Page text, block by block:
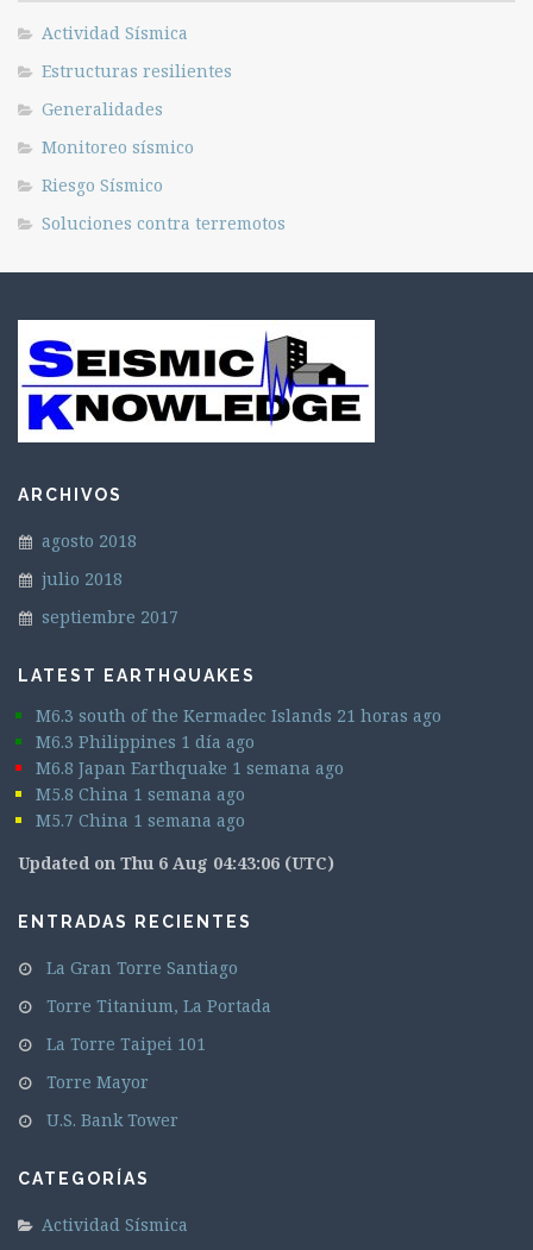
Actividad Sísmica
Estructuras resilientes
Generalidades
Monitoreo sísmico
Riesgo Sísmico
Soluciones contra terremotos
ARCHIVOS
agosto 2018
julio 2018
septiembre 2017
LATEST EARTHQUAKES
M6.3 south of the Kermadec Islands 21 horas ago
M6.3 Philippines 1 día ago
M6.8 Japan Earthquake 1 semana ago
M5.8 China 1 semana ago
M5.7 China 1 semana ago
Updated on Thu 6 Aug 04:43:06 (UTC)
ENTRADAS RECIENTES
La Gran Torre Santiago
Torre Titanium, La Portada
La Torre Taipei 101
Torre Mayor
U.S. Bank Tower
CATEGORÍAS
Actividad Sísmica